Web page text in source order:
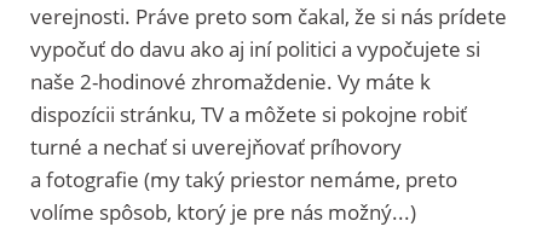
verejnosti. Práve preto som čakal, že si nás prídete
vypočuť do davu ako aj iní politici a vypočujete si
naše 2-hodinové zhromaždenie. Vy máte k
dispozícii stránku, TV a môžete si pokojne robiť
turné a nechať si uverejňovať príhovory
a fotografie (my taký priestor nemáme, preto
volíme spôsob, ktorý je pre nás možný...)